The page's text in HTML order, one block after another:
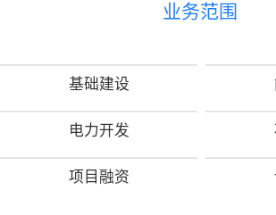
业务范围
基础建设
电力开发
项目融资